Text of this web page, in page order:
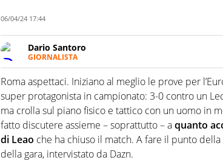
06/04/24 17:44
Dario Santoro
GIORNALISTA
Scrive, commenta, racconta lo sport in tutte le
modo di concentrarsi sulle interviste ai grandi
Roma aspettaci. Iniziano al meglio le prove per
super protagonista in campionato: 3-0 contro un
ma crolla sul piano fisico e tattico con un uomo in
fatto discutere assieme – soprattutto – aquanto
di Leao che ha chiuso il match. A fare il punto
della gara, intervistato da Dazn.